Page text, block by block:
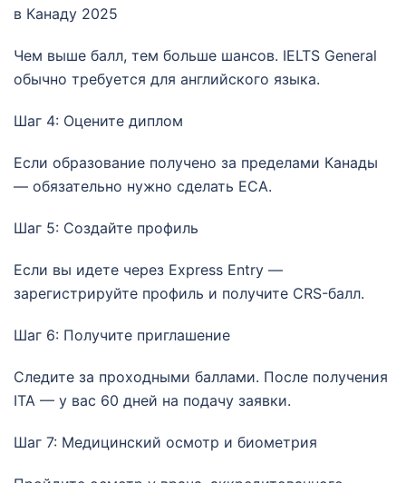
в Канаду 2025
Чем выше балл, тем больше шансов. IELTS General
обычно требуется для английского языка.
Шаг 4: Оцените диплом
Если образование получено за пределами Канады
— обязательно нужно сделать ECA.
Шаг 5: Создайте профиль
Если вы идете через Express Entry —
зарегистрируйте профиль и получите CRS-балл.
Шаг 6: Получите приглашение
Следите за проходными баллами. После получения
ITA — у вас 60 дней на подачу заявки.
Шаг 7: Медицинский осмотр и биометрия